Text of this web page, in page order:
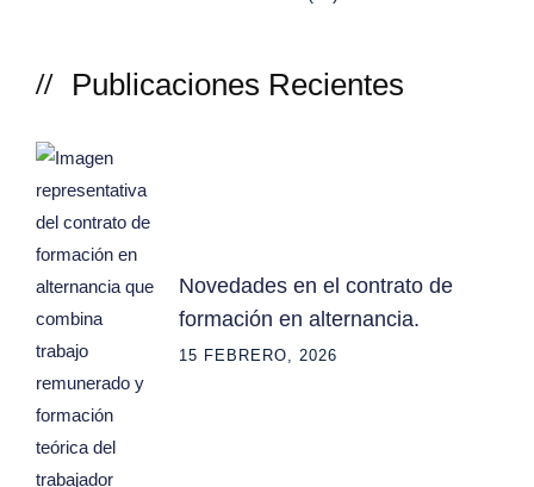
Publicaciones Recientes
Novedades en el contrato de
formación en alternancia.
15 FEBRERO, 2026